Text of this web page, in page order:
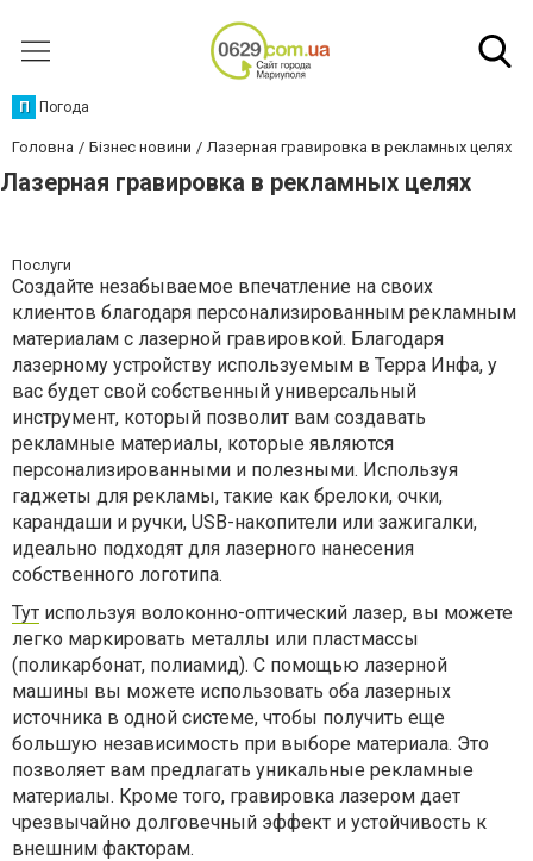
П Погода
Головна Бізнес новини Лазерная гравировка в рекламных целях
Лазерная гравировка в рекламных целях
Послуги
Создайте незабываемое впечатление на своих
клиентов благодаря персонализированным рекламным
материалам с лазерной гравировкой. Благодаря
лазерному устройству используемым в Терра Инфа, у
вас будет свой собственный универсальный
инструмент, который позволит вам создавать
рекламные материалы, которые являются
персонализированными и полезными. Используя
гаджеты для рекламы, такие как брелоки, очки,
карандаши и ручки, USB-накопители или зажигалки,
идеально подходят для лазерного нанесения
собственного логотипа.
Тут используя волоконно-оптический лазер, вы можете
легко маркировать металлы или пластмассы
(поликарбонат, полиамид). С помощью лазерной
машины вы можете использовать оба лазерных
источника в одной системе, чтобы получить еще
большую независимость при выборе материала. Это
позволяет вам предлагать уникальные рекламные
материалы. Кроме того, гравировка лазером дает
чрезвычайно долговечный эффект и устойчивость к
внешним факторам.